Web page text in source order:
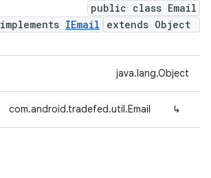
public class Email
extends Object
implements IEmail
java.lang.Object
↳
com.android.tradefed.util.Email